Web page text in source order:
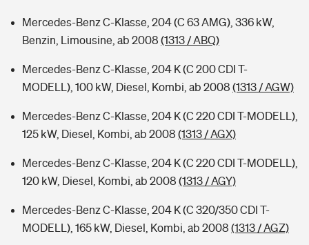
Mercedes-Benz C-Klasse, 204 (C 63 AMG), 336 kW,
Benzin, Limousine, ab 2008 (1313 / ABQ)
Mercedes-Benz C-Klasse, 204 K (C 200 CDI T-
MODELL), 100 kW, Diesel, Kombi, ab 2008 (1313 / AGW)
Mercedes-Benz C-Klasse, 204 K (C 220 CDI T-MODELL),
125 kW, Diesel, Kombi, ab 2008 (1313 / AGX)
Mercedes-Benz C-Klasse, 204 K (C 220 CDI T-MODELL),
120 kW, Diesel, Kombi, ab 2008 (1313 / AGY)
Mercedes-Benz C-Klasse, 204 K (C 320/350 CDI T-
MODELL), 165 kW, Diesel, Kombi, ab 2008 (1313 / AGZ)